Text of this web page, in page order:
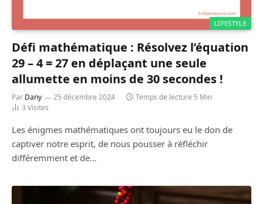
LIFESTYLE
Défi mathématique : Résolvez l’équation
29 – 4 = 27 en déplaçant une seule
allumette en moins de 30 secondes !
Par Dany 25 décembre 2024
Temps de lecture 5 Min
3 Visites
Les énigmes mathématiques ont toujours eu le don de
captiver notre esprit, de nous pousser à réfléchir
différemment et de…